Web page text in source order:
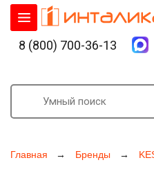
Главная Бренды
8 (800) 700-36-13